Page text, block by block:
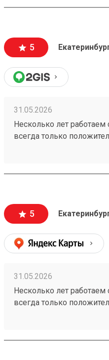
плохого и неприятного
5
31.05.2026
Несколько лет
всегда только
можно посмотреть всю
сохранности , и
, выгрузке 🙌🏻 Заказ
5
31.05.2026
Несколько лет
всегда только
можно посмотреть всю